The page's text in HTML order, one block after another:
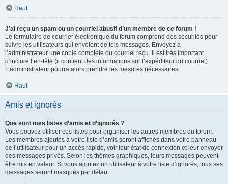
Haut
J’ai reçu un spam ou un courriel abusif d’un membre de ce forum !
Le formulaire de courrier électronique du forum comprend des sécurités pour
suivre les utilisateurs qui envoient de tels messages. Envoyez à
l’administrateur une copie complète du courriel reçu. Il est très important
d’inclure l’en-tête (il contient des informations sur l’expéditeur du courriel).
L’administrateur pourra alors prendre les mesures nécessaires.
Haut
Amis et ignorés
Que sont mes listes d’amis et d’ignorés ?
Vous pouvez utiliser ces listes pour organiser les autres membres du forum.
Les membres ajoutés à votre liste d’amis seront affichés dans votre panneau
de l’utilisateur pour un accès rapide, voir leur état de connexion et leur envoyer
des messages privés. Selon les thèmes graphiques, leurs messages peuvent
être mis en valeur. Si vous ajoutez un utilisateur à votre liste d’ignorés, tous ses
messages seront masqués par défaut.